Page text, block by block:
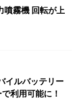
噴霧機 回転が上
ルバッテリー
利用可能に！